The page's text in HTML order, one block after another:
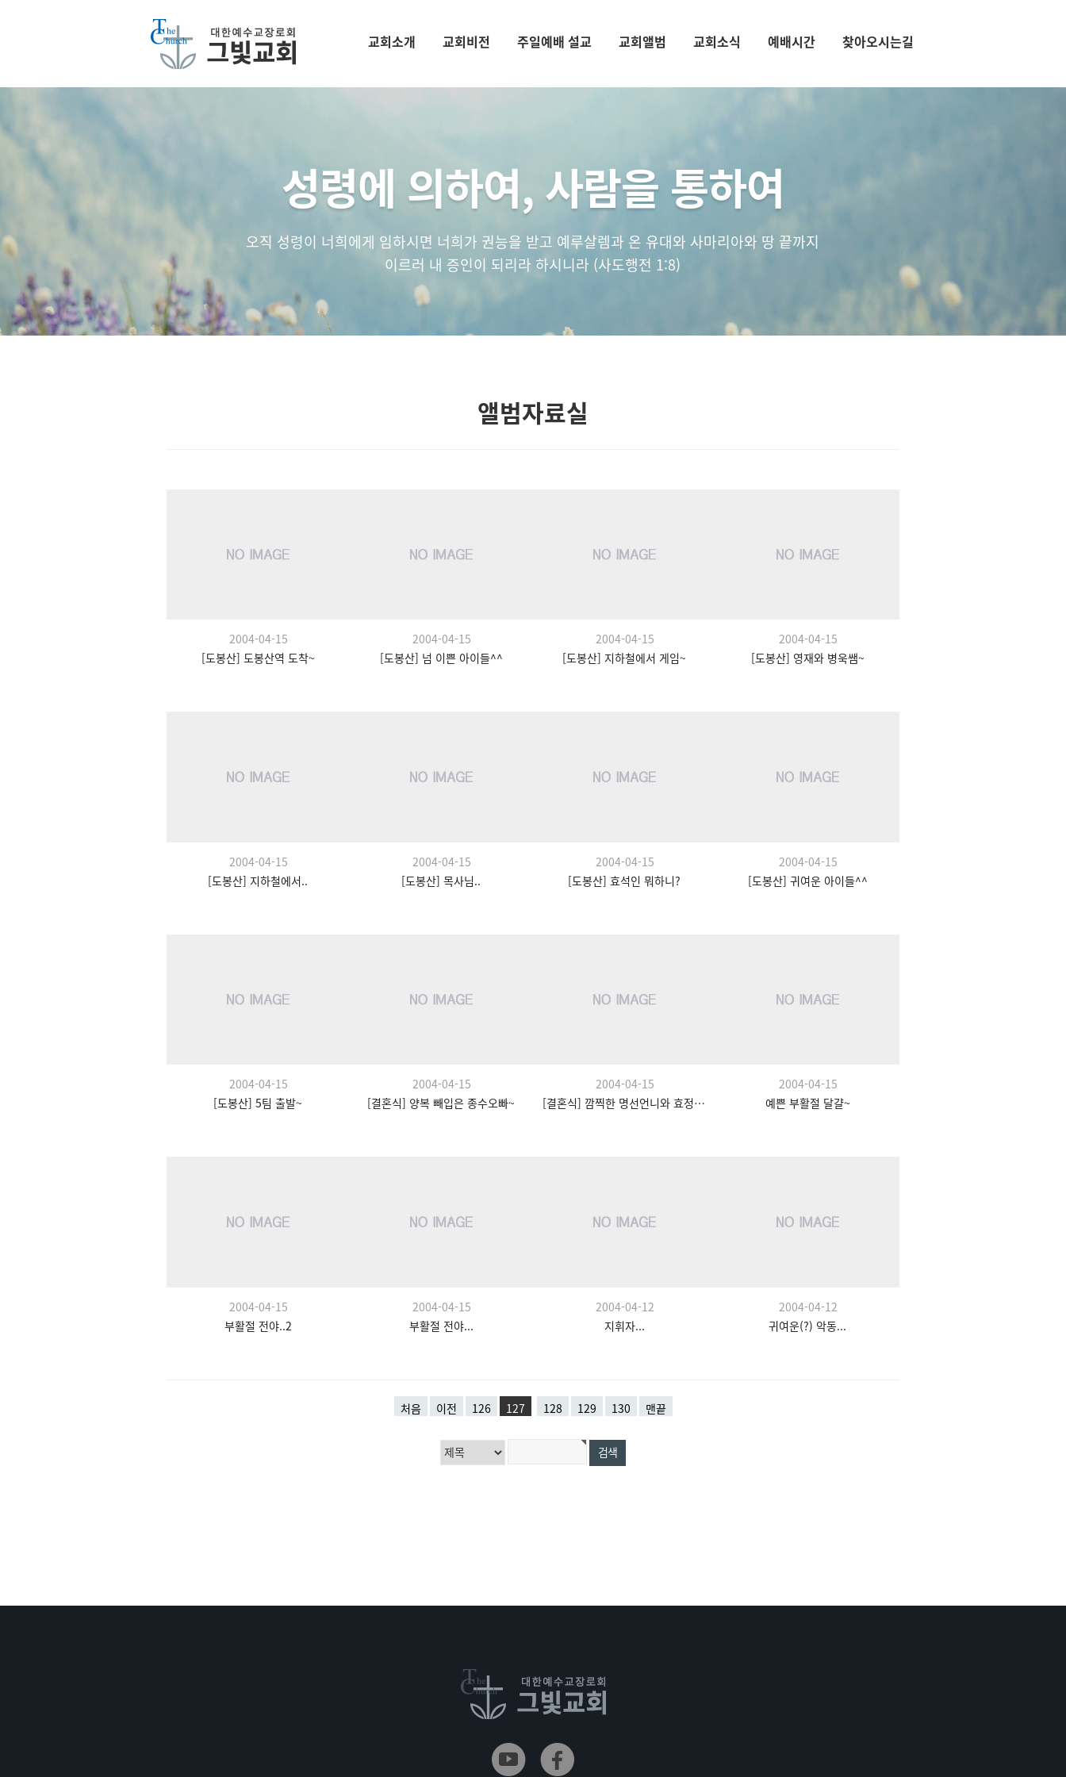
교회소개 교회비전 주일예배 설교 교회앨범 교회소식 예배시간 찾아오시는길
성령에 의하여, 사람을 통하여
오직 성령이 너희에게 임하시면 너희가 권능을 받고 예루살렘과 온 유대와 사마리아와 땅 끝까지
이르러 내 증인이 되리라 하시니라 (사도행전 1:8)
앨범자료실
2004-04-15
[도봉산] 도봉산역 도착~
2004-04-15
[도봉산] 넘 이쁜 아이들^^
2004-04-15
[도봉산] 지하철에서 게임~
2004-04-15
[도봉산] 영재와 병욱쌤~
2004-04-15
[도봉산] 지하철에서..
2004-04-15
[도봉산] 목사님..
2004-04-15
[도봉산] 효석인 뭐하니?
2004-04-15
[도봉산] 귀여운 아이들^^
2004-04-15
[도봉산] 5팀 출발~
2004-04-15
[결혼식] 양복 빼입은 종수오빠~
2004-04-15
[결혼식] 깜찍한 명선언니와 효정언니! ^^
2004-04-15
예쁜 부활절 달걀~
2004-04-15
부활절 전야..2
2004-04-15
부활절 전야...
2004-04-12
지휘자...
2004-04-12
귀여운(?) 악동...
처음 이전 126 127 128 129 130 맨끝